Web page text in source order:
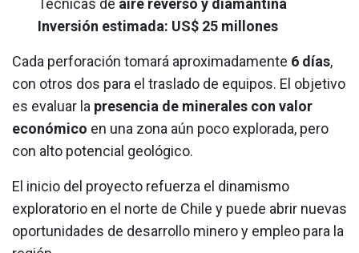
Técnicas de aire reverso y diamantina
Inversión estimada: US$ 25 millones
Cada perforación tomará aproximadamente 6 días,
con otros dos para el traslado de equipos. El objetivo
es evaluar la presencia de minerales con valor
económico en una zona aún poco explorada, pero
con alto potencial geológico.
El inicio del proyecto refuerza el dinamismo
exploratorio en el norte de Chile y puede abrir nuevas
oportunidades de desarrollo minero y empleo para la